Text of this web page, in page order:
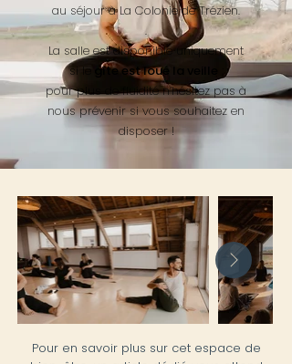
au séjour à La Colonie de Trézien.
.
La salle est disponible uniquement
si le gîte est loué la veille
pour plus de fluidité n’hésitez pas à
nous prévenir si vous souhaitez en
disposer !
Pour en savoir plus sur cet espace de